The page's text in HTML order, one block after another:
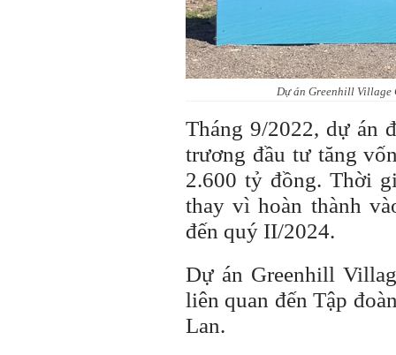
Dự án Greenhill Village
Tháng 9/2022, dự án
trương đầu tư tăng
2.600 tỷ đồng. Thời
thay vì hoàn thành
đến quý II/2024.
Dự án Greenhill
liên quan đến Tập
Lan.